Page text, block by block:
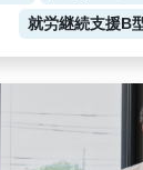
就労継続支援B